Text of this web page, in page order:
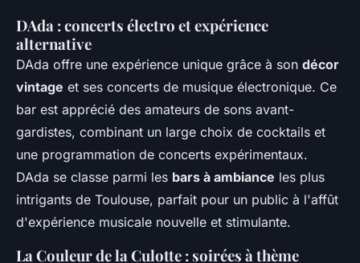
DAda : concerts électro et expérience
alternative
DAda offre une expérience unique grâce à son décor
vintage et ses concerts de musique électronique. Ce
bar est apprécié des amateurs de sons avant-
gardistes, combinant un large choix de cocktails et
une programmation de concerts expérimentaux.
DAda se classe parmi les bars à ambiance les plus
intrigants de Toulouse, parfait pour un public à l'affût
d'expérience musicale nouvelle et stimulante.
La Couleur de la Culotte : soirées à thème